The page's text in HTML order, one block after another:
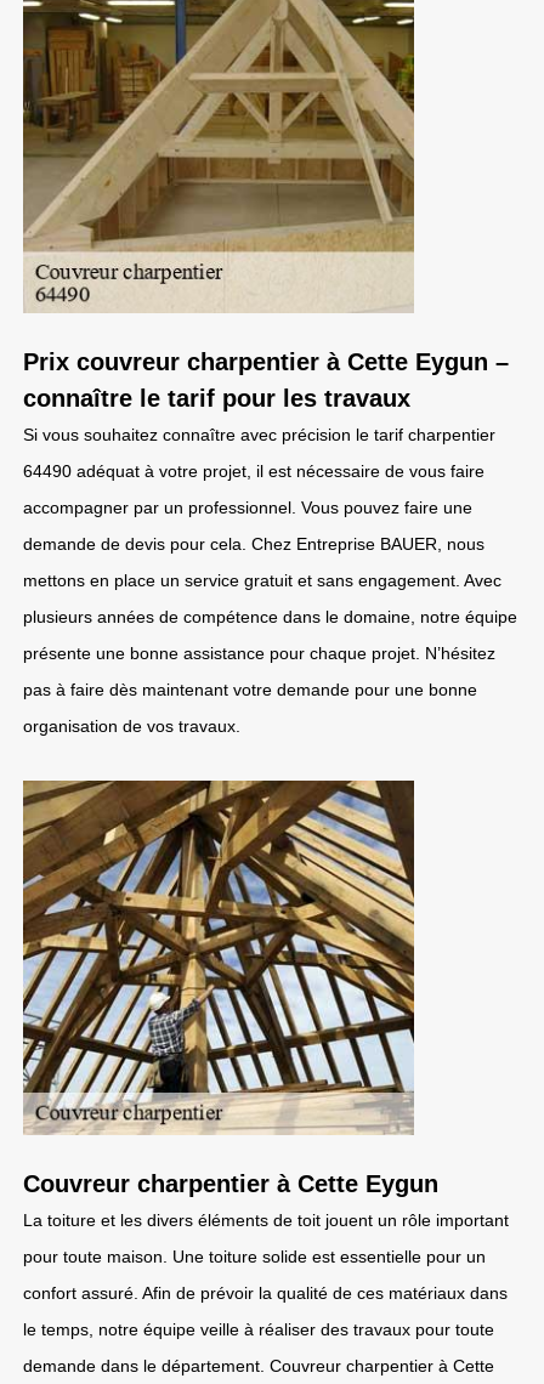
Prix couvreur charpentier à Cette Eygun –
connaître le tarif pour les travaux
Si vous souhaitez connaître avec précision le tarif charpentier
64490 adéquat à votre projet, il est nécessaire de vous faire
accompagner par un professionnel. Vous pouvez faire une
demande de devis pour cela. Chez Entreprise BAUER, nous
mettons en place un service gratuit et sans engagement. Avec
plusieurs années de compétence dans le domaine, notre équipe
présente une bonne assistance pour chaque projet. N’hésitez
pas à faire dès maintenant votre demande pour une bonne
organisation de vos travaux.
Couvreur charpentier à Cette Eygun
La toiture et les divers éléments de toit jouent un rôle important
pour toute maison. Une toiture solide est essentielle pour un
confort assuré. Afin de prévoir la qualité de ces matériaux dans
le temps, notre équipe veille à réaliser des travaux pour toute
demande dans le département. Couvreur charpentier à Cette